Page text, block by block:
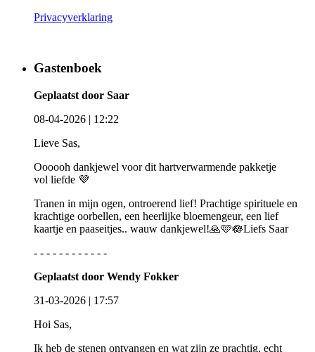
Privacyverklaring
Gastenboek
Geplaatst door Saar
08-04-2026 | 12:22
Lieve Sas,
Oooooh dankjewel voor dit hartverwarmende pakketje
vol liefde 💜
Tranen in mijn ogen, ontroerend lief! Prachtige spirituele en
krachtige oorbellen, een heerlijke bloemengeur, een lief
kaartje en paaseitjes.. wauw dankjewel!🙏🩷🪷Liefs Saar
- - - - - - - - - - - -
Geplaatst door Wendy Fokker
31-03-2026 | 17:57
Hoi Sas,
Ik heb de stenen ontvangen en wat zijn ze prachtig, echt